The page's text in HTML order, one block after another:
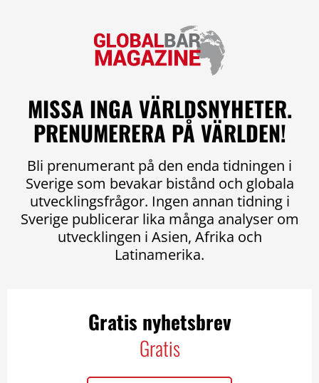
MISSA INGA VÄRLDSNYHETER.
PRENUMERERA PÅ VÄRLDEN!
Bli prenumerant på den enda tidningen i
Sverige som bevakar bistånd och globala
utvecklingsfrågor. Ingen annan tidning i
Sverige publicerar lika många analyser om
utvecklingen i Asien, Afrika och
Latinamerika.
Gratis nyhetsbrev
Gratis